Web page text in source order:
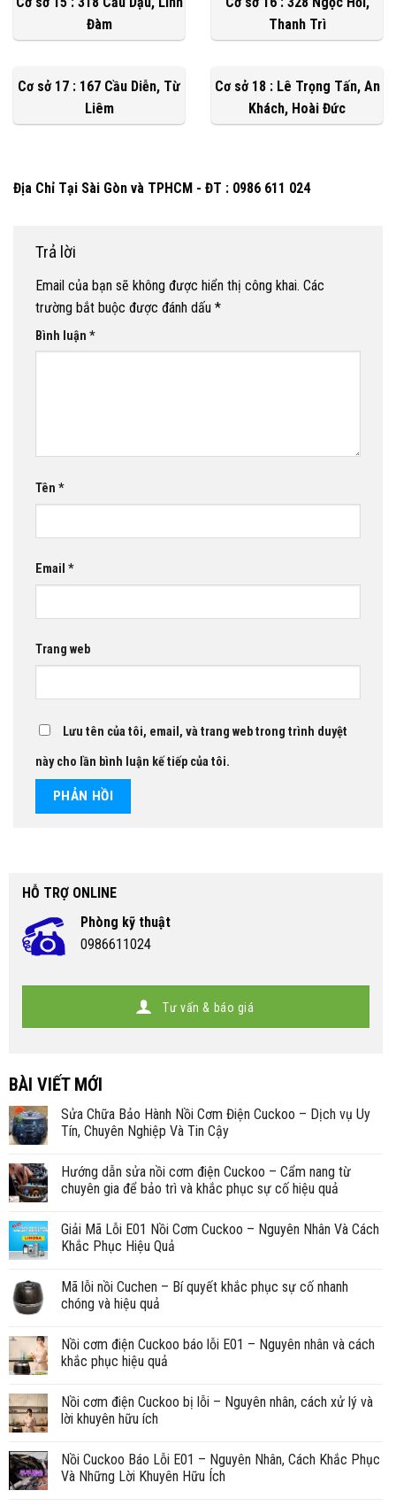
Đàm
Thanh Trì
Cơ sở 17 : 167 Cầu Diễn, Từ
Liêm
Cơ sở 18 : Lê Trọng Tấn, An
Khách, Hoài Đức
Địa Chỉ Tại Sài Gòn và TPHCM - ĐT : 0986 611 024
Trả lời
Email của bạn sẽ không được hiển thị công khai. Các
trường bắt buộc được đánh dấu *
Bình luận *
Tên *
Email *
Trang web
Lưu tên của tôi, email, và trang web trong trình duyệt
này cho lần bình luận kế tiếp của tôi.
HỖ TRỢ ONLINE
Phòng kỹ thuật
0986611024
Tư vấn & báo giá
BÀI VIẾT MỚI
Sửa Chữa Bảo Hành Nồi Cơm Điện Cuckoo – Dịch vụ Uy
Tín, Chuyên Nghiệp Và Tin Cậy
Hướng dẫn sửa nồi cơm điện Cuckoo – Cẩm nang từ
chuyên gia để bảo trì và khắc phục sự cố hiệu quả
Giải Mã Lỗi E01 Nồi Cơm Cuckoo – Nguyên Nhân Và Cách
Khắc Phục Hiệu Quả
Mã lỗi nồi Cuchen – Bí quyết khắc phục sự cố nhanh
chóng và hiệu quả
Nồi cơm điện Cuckoo báo lỗi E01 – Nguyên nhân và cách
khắc phục hiệu quả
Nồi cơm điện Cuckoo bị lỗi – Nguyên nhân, cách xử lý và
lời khuyên hữu ích
Nồi Cuckoo Báo Lỗi E01 – Nguyên Nhân, Cách Khắc Phục
Và Những Lời Khuyên Hữu Ích